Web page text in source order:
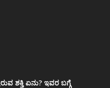
ಶಕ್ತಿ ಏನು? ಇವರ ಬಗ್ಗೆ